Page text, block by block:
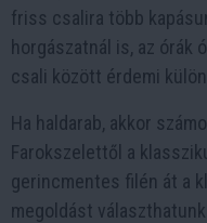
friss csalira több
horgászatnál is, az órák
csali között érdemi
Ha haldarab, akkor
Farokszelettől a
gerincmentes filén át a
megoldást